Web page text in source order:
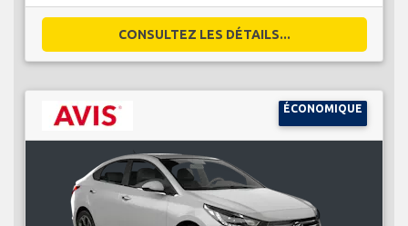
CONSULTEZ LES DÉTAILS...
ÉCONOMIQUE